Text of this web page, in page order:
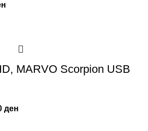
MARVO Scorpion USB
ден